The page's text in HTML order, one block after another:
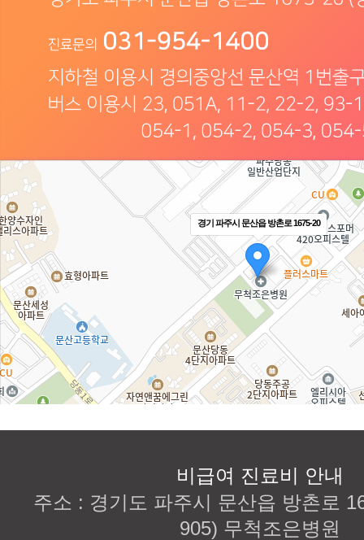
경기 파주시 문산읍 방촌로 1675-20
비급여 진료비 안내
주소 : 경기도 파주시 문산읍 방촌로
905) 무척조은병원